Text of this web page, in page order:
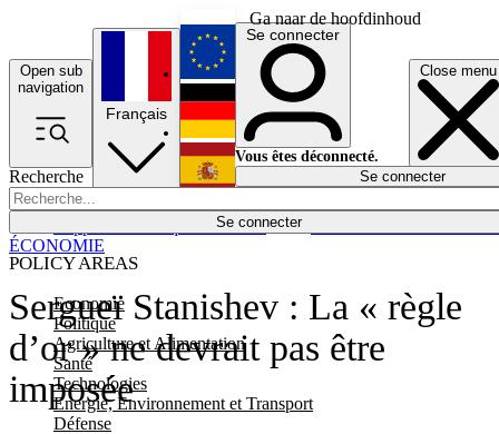
Ga naar de hoofdinhoud
Open sub
navigation
Close menu
Recherche
Se connecter
POLICY AREAS
Economie
Politique
Agriculture et Alimentation
Santé
Technologies
Energie, Environnement et Transport
Défense
Économie
Français
English
Deutsch
Español
Se connecter
Vous êtes déconnecté.
Se connecter
Sergueï Stanishev : La « règle
d’or » ne devrait pas être
imposée
ÉCONOMIE